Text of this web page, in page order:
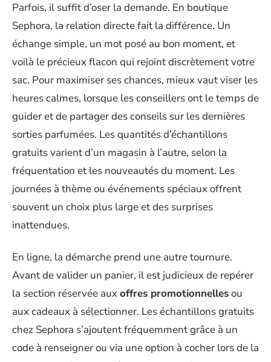
Parfois, il suffit d’oser la demande. En boutique
Sephora, la relation directe fait la différence. Un
échange simple, un mot posé au bon moment, et
voilà le précieux flacon qui rejoint discrètement votre
sac. Pour maximiser ses chances, mieux vaut viser les
heures calmes, lorsque les conseillers ont le temps de
guider et de partager des conseils sur les dernières
sorties parfumées. Les quantités d’échantillons
gratuits varient d’un magasin à l’autre, selon la
fréquentation et les nouveautés du moment. Les
journées à thème ou événements spéciaux offrent
souvent un choix plus large et des surprises
inattendues.
En ligne, la démarche prend une autre tournure.
Avant de valider un panier, il est judicieux de repérer
la section réservée auxoffres promotionnellesou
aux cadeaux à sélectionner. Les échantillons gratuits
chez Sephora s’ajoutent fréquemment grâce à un
code à renseigner ou via une option à cocher lors de la